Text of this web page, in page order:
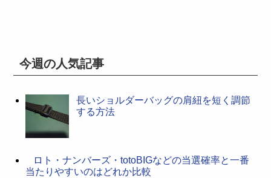
今週の人気記事
長いショルダーバッグの肩紐を短く調節
する方法
ロト・ナンバーズ・totoBIGなどの当選確率と一番
当たりやすいのはどれか比較